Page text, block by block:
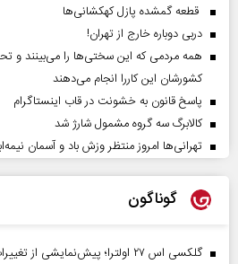
قطعه گمشده پازل کهکشانی‌ها
دربی دوباره خارج از تهران!
همه مردمی که این سختی‌ها را می‌بینند و
کشورشان این کاررا انجام می‌دهند
پاسخ قانون به خشونت در قاب اینستاگرام
کالابرگ سه گروه مشمول شارژ شد
تهرانی‌ها امروز منتظر وزش باد و آسمان
گوناگون
گلکسی اس ۲۷ اولترا؛ پیش‌نمایشی